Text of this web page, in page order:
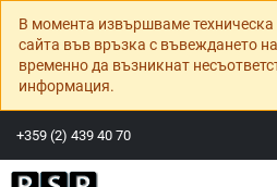
В момента извършваме техническа
сайта във връзка с въвеждането
временно да възникнат
информация.
+359 (2) 439 40 70